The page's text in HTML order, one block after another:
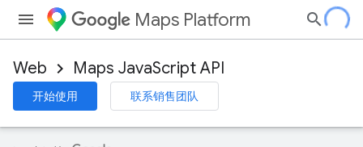
Maps Platform
Web Maps JavaScript API
开始使用 联系销售团队